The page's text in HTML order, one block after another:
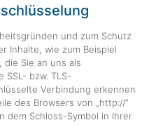
und zum Schutz
Inhalte, wie zum Beispiel
Sie an uns als
bzw. TLS-
Verbindung erkennen
des Browsers von „http://“
dem Schloss-Symbol in Ihrer